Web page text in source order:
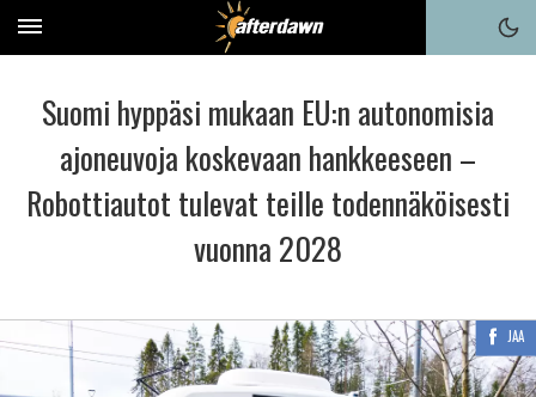
Suomi hyppäsi mukaan EU:n autonomisia
ajoneuvoja koskevaan hankkeeseen –
Robottiautot tulevat teille todennäköisesti
vuonna 2028
JAA